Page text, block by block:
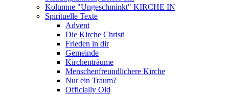
Kolumne "Ungeschminkt" KIRCHE IN
Spirituelle Texte
Advent
Die Kirche Christi
Frieden in dir
Gemeinde
Kirchenträume
Menschenfreundlichere Kirche
Nur ein Traum?
Officially Old